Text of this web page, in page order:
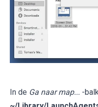
In de Ga naar map... -